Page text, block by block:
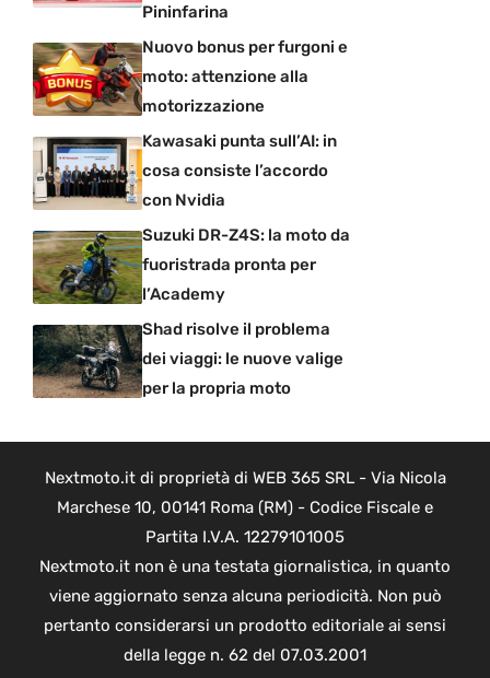
Pininfarina
Nuovo bonus per furgoni e
moto: attenzione alla
motorizzazione
Kawasaki punta sull’AI: in
cosa consiste l’accordo
con Nvidia
Suzuki DR-Z4S: la moto da
fuoristrada pronta per
l’Academy
Shad risolve il problema
dei viaggi: le nuove valige
per la propria moto
Nextmoto.it di proprietà di WEB 365 SRL - Via Nicola
Marchese 10, 00141 Roma (RM) - Codice Fiscale e
Partita I.V.A. 12279101005
Nextmoto.it non è una testata giornalistica, in quanto
viene aggiornato senza alcuna periodicità. Non può
pertanto considerarsi un prodotto editoriale ai sensi
della legge n. 62 del 07.03.2001